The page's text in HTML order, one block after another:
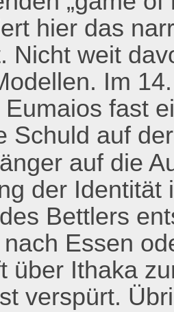
hier das
Nicht weit
Im
fast
Schuld auf
auf die
der
Bettlers
Essen
über Ithaka
verspürt.